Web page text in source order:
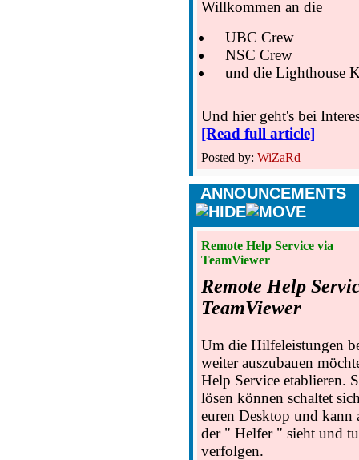
Willkommen an die
UBC Crew
NSC Crew
und die Lighthouse
Und hier geht's bei
[Read full article]
Posted by: WiZaRd
ANNOUNCEMENTS
Remote Help Service via
TeamViewer
Remote Help
TeamViewer
Um die Hilfeleistungen
weiter auszubauen
Help Service etablieren.
lösen können schaltet
euren Desktop und kann
der " Helfer " sieht und
verfolgen.